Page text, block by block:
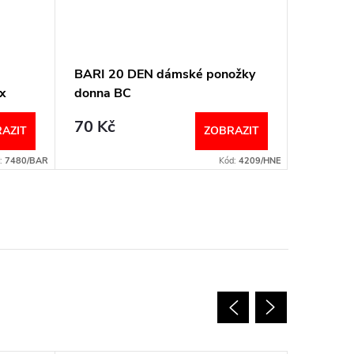
7480/BAR
BARI 20 DEN dámské ponožky
donna BC
70 Kč ZOBRAZIT
Kód: 4209/HNE